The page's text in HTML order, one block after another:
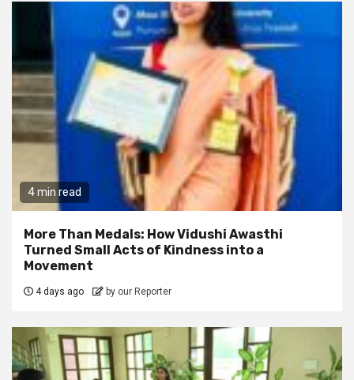
4 min read
More Than Medals: How Vidushi Awasthi
Turned Small Acts of Kindness into a
Movement
4 days ago by our Reporter